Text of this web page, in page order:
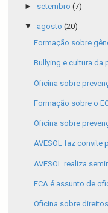
► setembro (7)
▼ agosto (20)
Formação sobre
Bullying e cultura da
Oficina sobre
Formação sobre o
Oficina sobre
AVESOL faz convite
AVESOL realiza
ECA é assunto de
Oficina sobre